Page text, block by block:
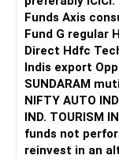
Funds Axis
Fund G regular Hdfc Multcap 50/25/25Index fund
Direct Hdfc Tech. Fund
Indis export Opp. D Growth
SUNDARAM
NIFTY AUTO
IND. TOURISM
funds not
reinvest in an